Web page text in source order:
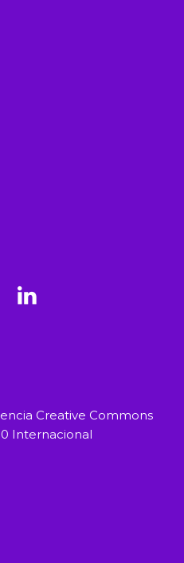
Creative Commons
Internacional